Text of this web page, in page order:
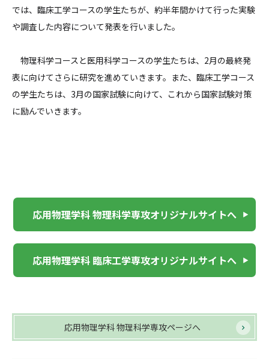
では、臨床工学コースの学生たちが、約半年間かけて行った実験
や調査した内容について発表を行いました。
物理科学コースと医用科学コースの学生たちは、2月の最終発
表に向けてさらに研究を進めていきます。また、臨床工学コース
の学生たちは、3月の国家試験に向けて、これから国家試験対策
に励んでいきます。
応用物理学科 物理科学専攻オリジナルサイトへ
応用物理学科 臨床工学専攻オリジナルサイトへ
応用物理学科 物理科学専攻ページへ